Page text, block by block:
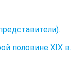
половине XIX в.